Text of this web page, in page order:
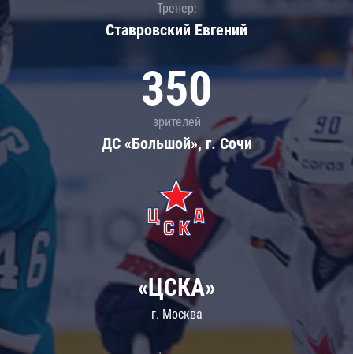
Тренер:
Ставровский Евгений
350
зрителей
ДС «Большой», г. Сочи
«ЦСКА»
г. Москва